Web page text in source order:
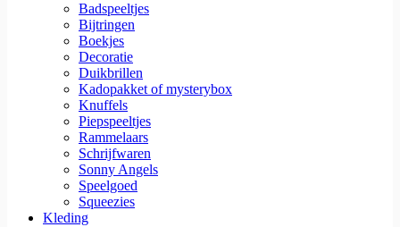
Badspeeltjes
Bijtringen
Boekjes
Decoratie
Duikbrillen
Kadopakket of mysterybox
Knuffels
Piepspeeltjes
Rammelaars
Schrijfwaren
Sonny Angels
Speelgoed
Squeezies
Kleding